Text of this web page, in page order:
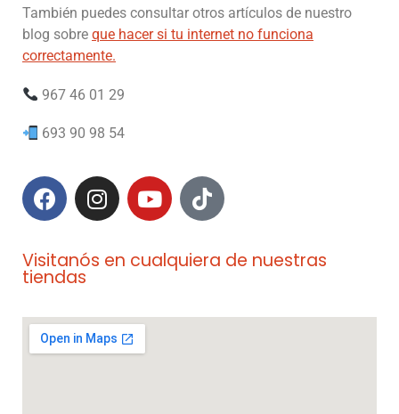
También puedes consultar otros artículos de nuestro
blog sobre que hacer si tu internet no funciona
correctamente.
967 46 01 29
693 90 98 54
Visitanós en cualquiera de nuestras
tiendas